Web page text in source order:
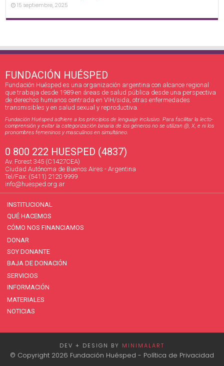
15 septiembre, 2025
FUNDACIÓN HUÉSPED
Fundación Huésped es una organización argentina con alcance regional
que trabaja desde 1989 en áreas de salud pública desde una perspectiva
de derechos humanos centrada en VIH/sida, otras enfermedades
transmisibles y en salud sexual y reproductiva.
Fundación Huésped adhiere a los principios de lenguaje inclusivo. Para facilitar la lecto-
comprensión y evitar la categorización binaria de los géneros no se utilizan @, X, e ni los
pronombres femeninos y masculinos en simultáneo.
0 800 222 HUESPED (4837)
Av. Forest 345 (C1427CEA)
Ciudad Autónoma de Buenos Aires - Argentina
Tel/Fax: (5411) 2120 9999
info@huesped.org.ar
INSTITUCIONAL
QUÉ HACEMOS
CÓMO NOS FINANCIAMOS
DONAR
SOY DONANTE
BAJA DE DONACIÓN
SERVICIOS
INFORMACIÓN
MATERIALES
NOTICIAS
DEV + DESIGN BY MINIMALART
© Copyright 2026 Fundación Huésped - Política de Privacidad